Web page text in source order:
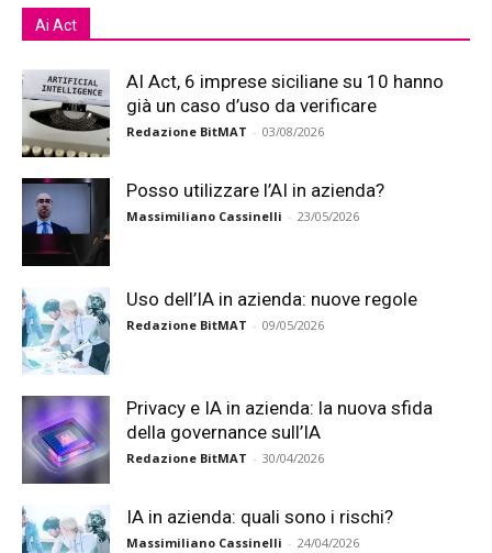
Ai Act
AI Act, 6 imprese siciliane su 10 hanno
già un caso d’uso da verificare
Redazione BitMAT - 03/08/2026
Posso utilizzare l’AI in azienda?
Massimiliano Cassinelli - 23/05/2026
Uso dell’IA in azienda: nuove regole
Redazione BitMAT - 09/05/2026
Privacy e IA in azienda: la nuova sfida
della governance sull’IA
Redazione BitMAT - 30/04/2026
IA in azienda: quali sono i rischi?
Massimiliano Cassinelli - 24/04/2026